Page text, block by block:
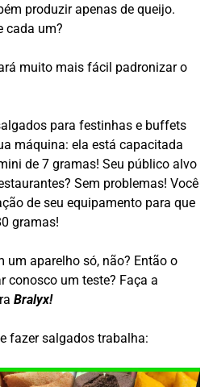
produzir apenas de queijo.
cada um?
muito mais fácil padronizar o
para festinhas e buffets
máquina: ela está capacitada
de 7 gramas! Seu público alvo
Sem problemas! Você
de seu equipamento para que
gramas!
um aparelho só, não? Então o
conosco um teste? Faça a
Bralyx!
fazer salgados trabalha: